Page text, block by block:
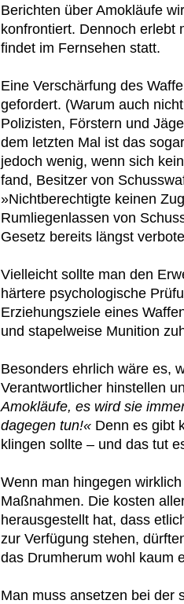
Berichten über Amokläufe
konfrontiert. Dennoch erlebt
findet im Fernsehen statt.
Eine Verschärfung des
gefordert. (Warum auch
Polizisten, Förstern und
dem letzten Mal ist das
jedoch wenig, wenn sich
fand, Besitzer von
»Nichtberechtigte keinen
Rumliegenlassen von
Gesetz bereits längst
Vielleicht sollte man den
härtere psychologische
Erziehungsziele eines
und stapelweise Munition
Besonders ehrlich wäre es,
Verantwortlicher hinstellen
Amokläufe, es wird sie
dagegen tun!« Denn es gibt
klingen sollte – und das tut
Wenn man hingegen
Maßnahmen. Die kosten
herausgestellt hat, dass
zur Verfügung stehen,
das Drumherum wohl kaum
Man muss ansetzen bei der